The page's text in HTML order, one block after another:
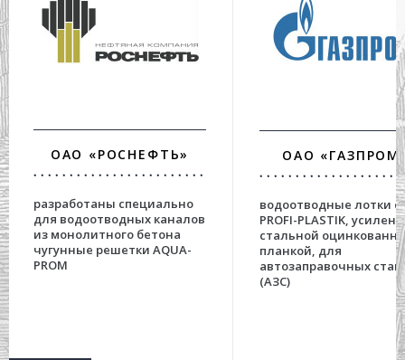
ОАО «РОСНЕФТЬ»
разработаны специально
для водоотводных каналов
из монолитного бетона
чугунные решетки AQUA-
PROM
ОАО
водоотводные лотки
PROFI-PLASTIK,
стальной
планкой, для
автозаправочных
(АЗС)